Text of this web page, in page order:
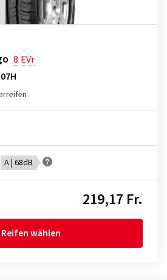
8 EVr
A | 68dB
219,17 Fr.
Reifen wählen